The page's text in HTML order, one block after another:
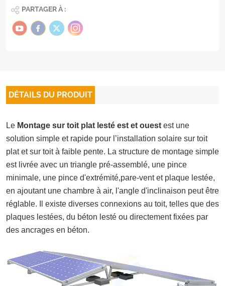
PARTAGER À :
DÉTAILS DU PRODUIT
Le Montage sur toit plat lesté est et ouest est une
solution simple et rapide pour l’installation solaire sur toit
plat et sur toit à faible pente. La structure de montage simple
est livrée avec un triangle pré-assemblé, une pince
minimale, une pince d'extrémité,pare-ventet plaque lestée,
en ajoutant une chambre à air, l'angle d'inclinaison peut être
réglable. Il existe diverses connexions au toit, telles que des
plaques lestées, du béton lesté ou directement fixées par
des ancrages en béton.